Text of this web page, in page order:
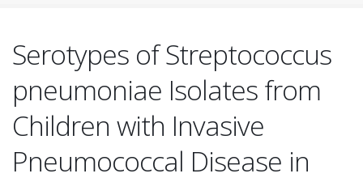
Serotypes of Streptococcus
pneumoniae Isolates from
Children with Invasive
Pneumococcal Disease in